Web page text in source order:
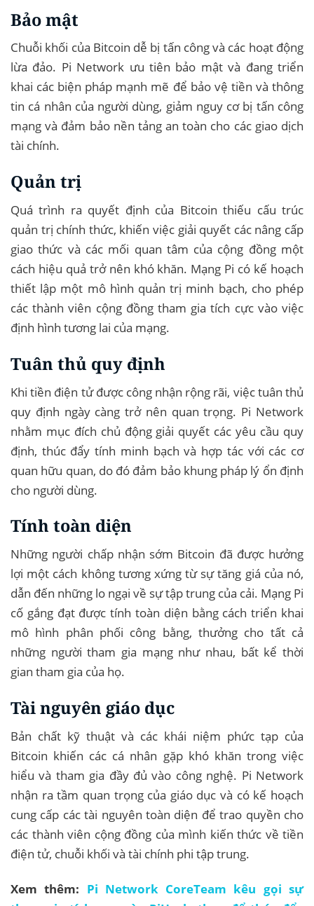
Bảo mật
Chuỗi khối của Bitcoin dễ bị tấn công và các hoạt động
lừa đảo. Pi Network ưu tiên bảo mật và đang triển
khai các biện pháp mạnh mẽ để bảo vệ tiền và thông
tin cá nhân của người dùng, giảm nguy cơ bị tấn công
mạng và đảm bảo nền tảng an toàn cho các giao dịch
tài chính.
Quản trị
Quá trình ra quyết định của Bitcoin thiếu cấu trúc
quản trị chính thức, khiến việc giải quyết các nâng cấp
giao thức và các mối quan tâm của cộng đồng một
cách hiệu quả trở nên khó khăn. Mạng Pi có kế hoạch
thiết lập một mô hình quản trị minh bạch, cho phép
các thành viên cộng đồng tham gia tích cực vào việc
định hình tương lai của mạng.
Tuân thủ quy định
Khi tiền điện tử được công nhận rộng rãi, việc tuân thủ
quy định ngày càng trở nên quan trọng. Pi Network
nhằm mục đích chủ động giải quyết các yêu cầu quy
định, thúc đẩy tính minh bạch và hợp tác với các cơ
quan hữu quan, do đó đảm bảo khung pháp lý ổn định
cho người dùng.
Tính toàn diện
Những người chấp nhận sớm Bitcoin đã được hưởng
lợi một cách không tương xứng từ sự tăng giá của nó,
dẫn đến những lo ngại về sự tập trung của cải. Mạng Pi
cố gắng đạt được tính toàn diện bằng cách triển khai
mô hình phân phối công bằng, thưởng cho tất cả
những người tham gia mạng như nhau, bất kể thời
gian tham gia của họ.
Tài nguyên giáo dục
Bản chất kỹ thuật và các khái niệm phức tạp của
Bitcoin khiến các cá nhân gặp khó khăn trong việc
hiểu và tham gia đầy đủ vào công nghệ. Pi Network
nhận ra tầm quan trọng của giáo dục và có kế hoạch
cung cấp các tài nguyên toàn diện để trao quyền cho
các thành viên cộng đồng của mình kiến ​​thức về tiền
điện tử, chuỗi khối và tài chính phi tập trung.
Xem thêm: Pi Network CoreTeam kêu gọi sự